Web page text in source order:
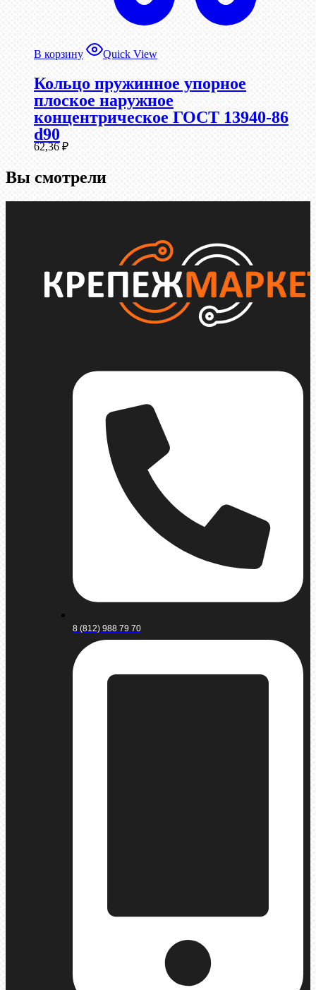
В корзину Quick View
Кольцо пружинное упорное
плоское наружное
концентрическое ГОСТ 13940-86
d90
62,36₽
Вы смотрели
8 (812) 988 79 70